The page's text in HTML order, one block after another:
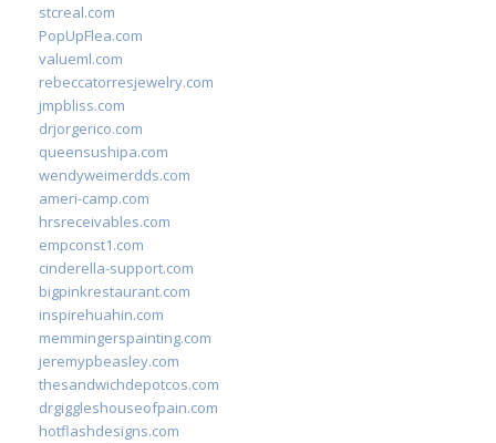
stcreal.com
PopUpFlea.com
valueml.com
rebeccatorresjewelry.com
jmpbliss.com
drjorgerico.com
queensushipa.com
wendyweimerdds.com
ameri-camp.com
hrsreceivables.com
empconst1.com
cinderella-support.com
bigpinkrestaurant.com
inspirehuahin.com
memmingerspainting.com
jeremypbeasley.com
thesandwichdepotcos.com
drgiggleshouseofpain.com
hotflashdesigns.com